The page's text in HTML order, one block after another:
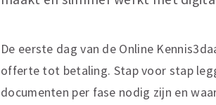
De eerste dag van de Online
offerte tot betaling. Stap voor stap
documenten per fase nodig zijn en